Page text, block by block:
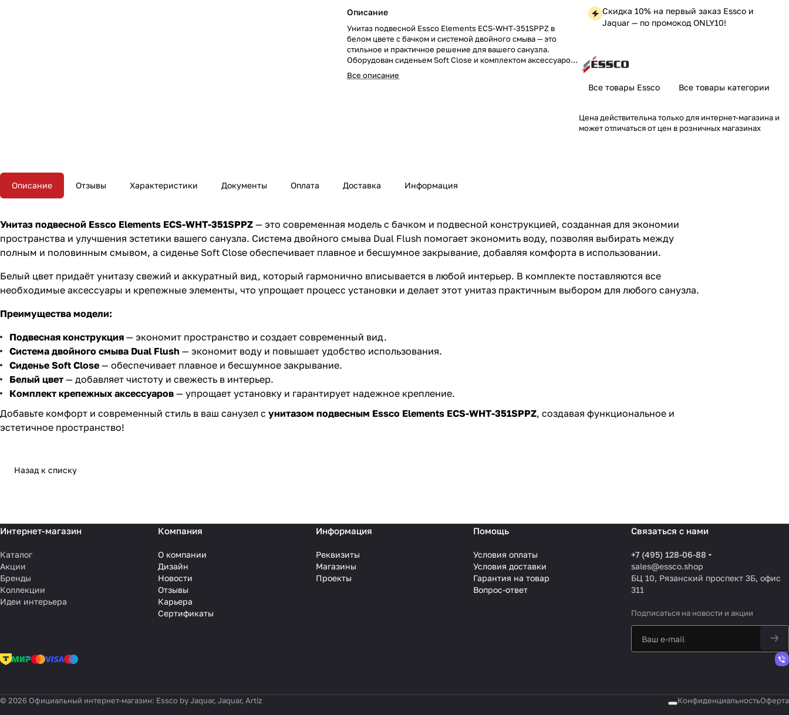
Описание
Унитаз подвесной Essco Elements ECS-WHT-351SPPZ в
белом цвете с бачком и системой двойного смыва — это
стильное и практичное решение для вашего санузла.
Оборудован сиденьем Soft Close и комплектом аксессуаров
для быстрой установки, он сочетает комфорт и
современность. Обновите свой санузел с этим элегантным
Все описание
Скидка 10% на первый заказ Essco и
Jaquar — по промокод ONLY10!
Все товары Essco Все товары категории
Цена действительна только для интернет-магазина и
может отличаться от цен в розничных магазинах
Описание Отзывы Характеристики Документы Оплата Доставка Информация
Унитаз подвесной Essco Elements ECS-WHT-351SPPZ — это современная модель с бачком и подвесной конструкцией, созданная для экономии
пространства и улучшения эстетики вашего санузла. Система двойного смыва Dual Flush помогает экономить воду, позволяя выбирать между
полным и половинным смывом, а сиденье Soft Close обеспечивает плавное и бесшумное закрывание, добавляя комфорта в использовании.
Белый цвет придаёт унитазу свежий и аккуратный вид, который гармонично вписывается в любой интерьер. В комплекте поставляются все
необходимые аксессуары и крепежные элементы, что упрощает процесс установки и делает этот унитаз практичным выбором для любого санузла.
Преимущества модели:
Подвесная конструкция — экономит пространство и создает современный вид.
Система двойного смыва Dual Flush — экономит воду и повышает удобство использования.
Сиденье Soft Close — обеспечивает плавное и бесшумное закрывание.
Белый цвет — добавляет чистоту и свежесть в интерьер.
Комплект крепежных аксессуаров — упрощает установку и гарантирует надежное крепление.
Добавьте комфорт и современный стиль в ваш санузел с унитазом подвесным Essco Elements ECS-WHT-351SPPZ, создавая функциональное и
эстетичное пространство!
Назад к списку
Интернет-магазин
Каталог
Акции
Бренды
Коллекции
Идеи интерьера
Компания
О компании
Дизайн
Новости
Отзывы
Карьера
Сертификаты
Информация
Реквизиты
Магазины
Проекты
Помощь
Условия оплаты
Условия доставки
Гарантия на товар
Вопрос-ответ
Связаться с нами
+7 (495) 128-06-88
sales@essco.shop
БЦ 10, Рязанский проспект 3Б, офис
311
Подписаться на новости и акции
© 2026 Официальный интернет-магазин: Essco by Jaquar, Jaquar, Artiz КонфиденциальностьОферта